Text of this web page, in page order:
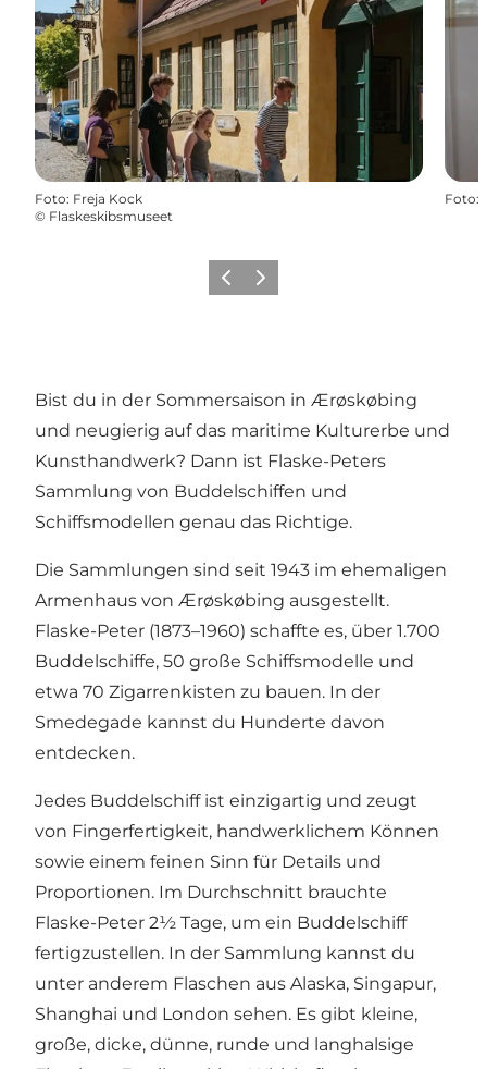
Foto: Freja Kock
© Flaskeskibsmuseet
Foto:
ZurückWeiter
Bist du in der Sommersaison in Ærøskøbing
und neugierig auf das maritime Kulturerbe und
Kunsthandwerk? Dann ist Flaske-Peters
Sammlung von Buddelschiffen und
Schiffsmodellen genau das Richtige.
Die Sammlungen sind seit 1943 im ehemaligen
Armenhaus von Ærøskøbing ausgestellt.
Flaske-Peter (1873–1960) schaffte es, über 1.700
Buddelschiffe, 50 große Schiffsmodelle und
etwa 70 Zigarrenkisten zu bauen. In der
Smedegade kannst du Hunderte davon
entdecken.
Jedes Buddelschiff ist einzigartig und zeugt
von Fingerfertigkeit, handwerklichem Können
sowie einem feinen Sinn für Details und
Proportionen. Im Durchschnitt brauchte
Flaske-Peter 2½ Tage, um ein Buddelschiff
fertigzustellen. In der Sammlung kannst du
unter anderem Flaschen aus Alaska, Singapur,
Shanghai und London sehen. Es gibt kleine,
große, dicke, dünne, runde und langhalsige